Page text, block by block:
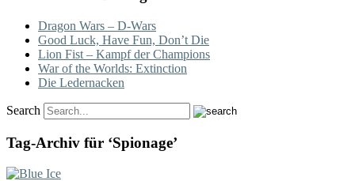
Dragon Wars – D-Wars
Good Luck, Have Fun, Don’t Die
Lion Fist – Kampf der Champions
War of the Worlds: Extinction
Die Ledernacken
Search
Tag-Archiv für ‘Spionage’